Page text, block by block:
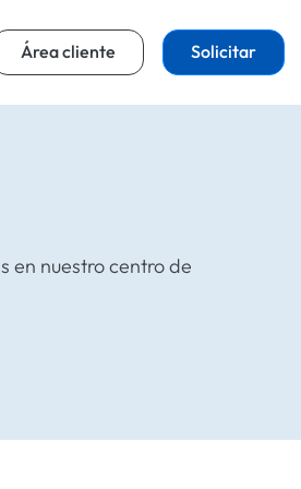
Área cliente Solicitar
en nuestro centro de